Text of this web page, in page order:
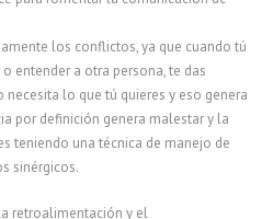
los conflictos, ya que cuando tú
entender a otra persona, te das
necesita lo que tú quieres y eso genera
por definición genera malestar y la
teniendo una técnica de manejo de
sinérgicos.
retroalimentación y el